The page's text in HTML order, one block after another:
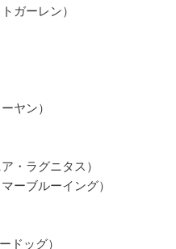
ガーレン）
ヤン）
・ラグニタス）
ーブルーイング）
ドッグ）